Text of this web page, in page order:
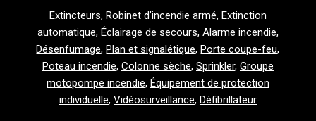
Extincteurs, Robinet d’incendie armé, Extinction
automatique, Éclairage de secours, Alarme incendie,
Désenfumage, Plan et signalétique, Porte coupe-feu,
Poteau incendie, Colonne sèche, Sprinkler, Groupe
motopompe incendie, Équipement de protection
individuelle, Vidéosurveillance, Défibrillateur